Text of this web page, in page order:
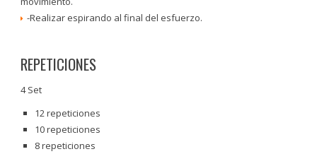
-Realizar espirando al final del esfuerzo.
REPETICIONES
4 Set
12 repeticiones
10 repeticiones
8 repeticiones